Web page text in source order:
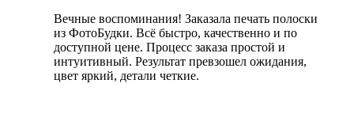
Вечные воспоминания! Заказала печать полоски
из ФотоБудки. Всё быстро, качественно и по
доступной цене. Процесс заказа простой и
интуитивный. Результат превзошел ожидания,
цвет яркий, детали четкие.